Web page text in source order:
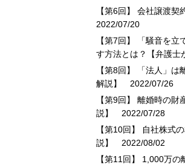
【第6回】 会社譲渡
2022/07/20
【第7回】 「騒音を
す方法とは？【弁護士
【第8回】 「法人」
解説】
2022/07/26
【第9回】 離婚時の
説】
2022/07/28
【第10回】 自社株式
説】
2022/08/02
【第11回】 1,000万